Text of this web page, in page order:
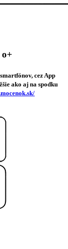
cez App
ako aj na spodku